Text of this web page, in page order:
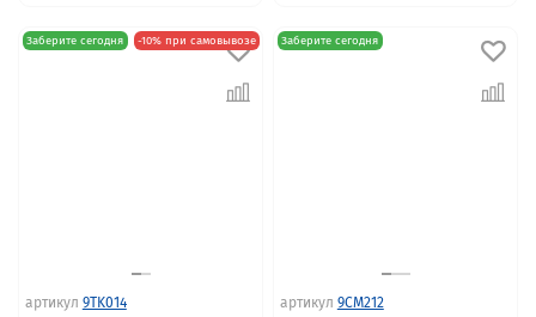
Заберите сегодня -10% при самовывозе
артикул 9TK014
Заберите сегодня
артикул 9CM212